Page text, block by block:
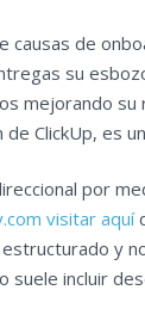
causas de
su
mejorando
ClickUp, es
por
visitar aquí
y
suele incluir